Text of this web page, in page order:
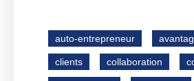
auto-entrepreneur
clients collaboration